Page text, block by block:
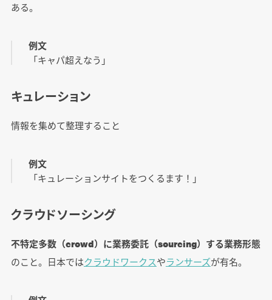
ある。
例文
「キャパ超えなう」
キュレーション
情報を集めて整理すること
例文
「キュレーションサイトをつくるます！」
クラウドソーシング
不特定多数（crowd）に業務委託（sourcing）する業務形態
のこと。日本ではクラウドワークスやランサーズが有名。